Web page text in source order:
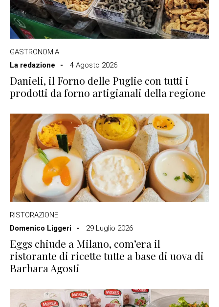
GASTRONOMIA
La redazione
4 Agosto 2026
Danieli, il Forno delle Puglie con tutti i
prodotti da forno artigianali della regione
RISTORAZIONE
Domenico Liggeri
29 Luglio 2026
Eggs chiude a Milano, com’era il
ristorante di ricette tutte a base di uova di
Barbara Agosti